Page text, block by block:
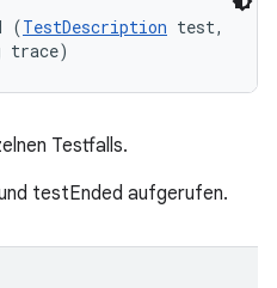
(TestDescription test,
trace)
Testfalls.
testEnded aufgerufen.